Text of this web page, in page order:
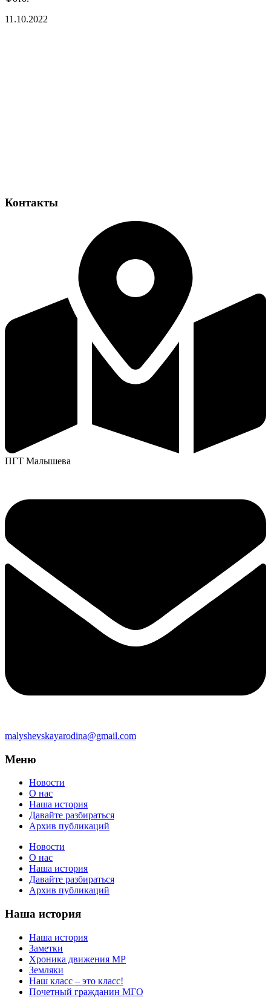
11.10.2022
Контакты
ПГТ Малышева
malyshevskayarodina@gmail.com
Меню
Новости
О нас
Наша история
Давайте разбираться
Архив публикаций
Новости
О нас
Наша история
Давайте разбираться
Архив публикаций
Наша история
Наша история
Заметки
Хроника движения МР
Земляки
Наш класс – это класс!
Почетный гражданин МГО